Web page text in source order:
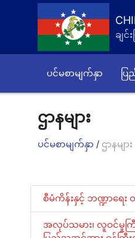
ချ
ပင်မစာမျက်နှာ ပ
ဌာနများ
ပင်မစာမျက်နှာ / ဌာနများ
စီမံကိန်းနှင့် ဘဏ္ဍာရေး ဝ
အလုပ်သမား၊ လူဝင်မှုကြီ